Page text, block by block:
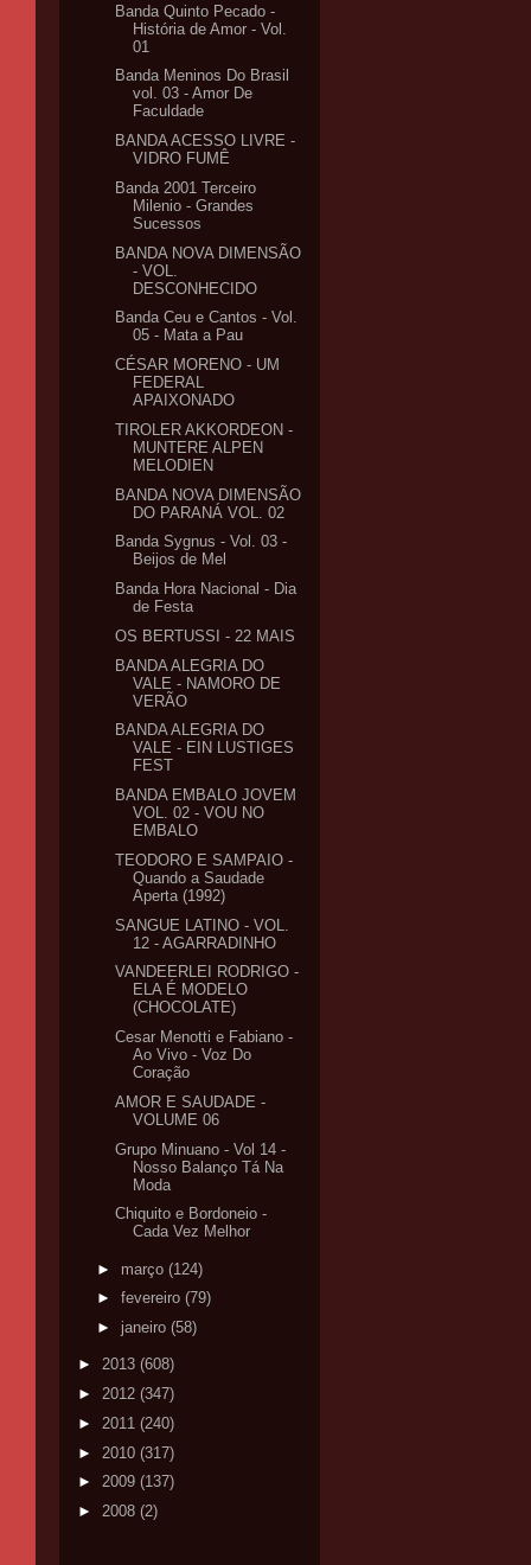
Banda Quinto Pecado -
História de Amor - Vol.
01
Banda Meninos Do Brasil
vol. 03 - Amor De
Faculdade
BANDA ACESSO LIVRE -
VIDRO FUMÊ
Banda 2001 Terceiro
Milenio - Grandes
Sucessos
BANDA NOVA DIMENSÃO
- VOL.
DESCONHECIDO
Banda Ceu e Cantos - Vol.
05 - Mata a Pau
CÉSAR MORENO - UM
FEDERAL
APAIXONADO
TIROLER AKKORDEON -
MUNTERE ALPEN
MELODIEN
BANDA NOVA DIMENSÃO
DO PARANÁ VOL. 02
Banda Sygnus - Vol. 03 -
Beijos de Mel
Banda Hora Nacional - Dia
de Festa
OS BERTUSSI - 22 MAIS
BANDA ALEGRIA DO
VALE - NAMORO DE
VERÃO
BANDA ALEGRIA DO
VALE - EIN LUSTIGES
FEST
BANDA EMBALO JOVEM
VOL. 02 - VOU NO
EMBALO
TEODORO E SAMPAIO -
Quando a Saudade
Aperta (1992)
SANGUE LATINO - VOL.
12 - AGARRADINHO
VANDEERLEI RODRIGO -
ELA É MODELO
(CHOCOLATE)
Cesar Menotti e Fabiano -
Ao Vivo - Voz Do
Coração
AMOR E SAUDADE -
VOLUME 06
Grupo Minuano - Vol 14 -
Nosso Balanço Tá Na
Moda
Chiquito e Bordoneio -
Cada Vez Melhor
► março (124)
► fevereiro (79)
► janeiro (58)
► 2013 (608)
► 2012 (347)
► 2011 (240)
► 2010 (317)
► 2009 (137)
► 2008 (2)